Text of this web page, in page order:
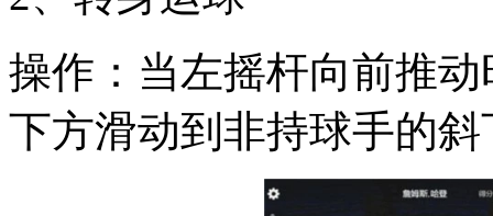
操作：当左摇杆向前推
下方滑动到非持球手的